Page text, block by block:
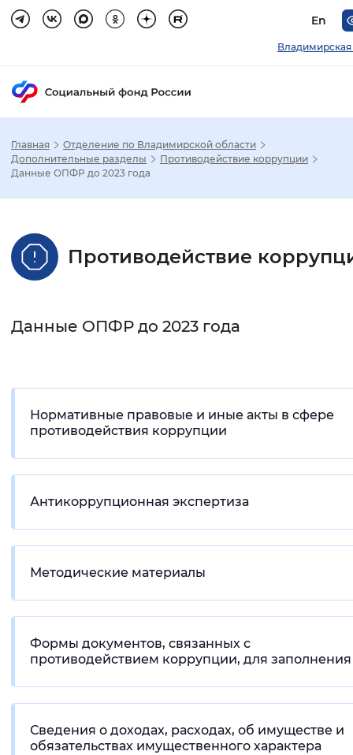
En
Владимирская
Настройка режима отображения
Стандартный Увеличенный
Нормальный Увеличенный
Цвет сайта
Воспроизвести Остановить
Вернуть стандартные настройки
Главная
Отделение по Владимирской области
Дополнительные разделы
Противодействие коррупции
Данные ОПФР до 2023 года
Противодействие
Данные ОПФР до 2023 года
Нормативные правовые и иные акты в сфере
противодействия коррупции
Антикоррупционная экспертиза
Методические материалы
Формы документов, связанных с
противодействием коррупции, для заполнения
Сведения о доходах, расходах, об имуществе и
обязательствах имущественного характера